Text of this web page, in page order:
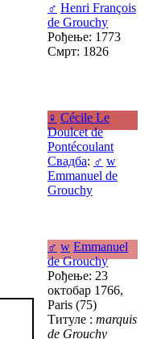
♂ Henri François
de Grouchy
Рођење: 1773
Смрт: 1826
♀ Cécile Le
Doulcet de
Pontécoulant
Свадба: ♂ w
Emmanuel de
Grouchy
♂ w Emmanuel
de Grouchy
Рођење: 23
октобар 1766,
Paris (75)
Титуле : marquis
de Grouchy